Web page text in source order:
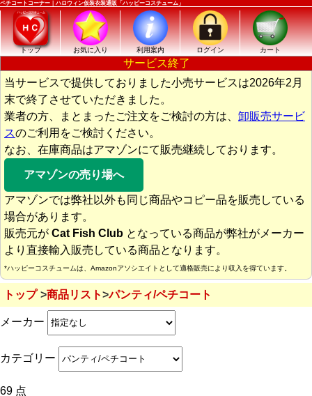
ペチコートコーナー｜ハロウィン仮装衣装通販「ハッピーコスチューム」
トップ お気に入り 利用案内 ログイン カート
サービス終了
当サービスで提供しておりました小売サービスは2026年2月
末で終了させていただきました。
業者の方、まとまったご注文をご検討の方は、 卸販売サービ
スのご利用をご検討ください。
なお、在庫商品はアマゾンにて販売継続しております。
アマゾンの売り場へ
アマゾンでは弊社以外も同じ商品やコピー品を販売している
場合があります。
販売元が Cat Fish Club となっている商品が弊社がメーカー
より直接輸入販売している商品となります。
*ハッピーコスチュームは、Amazonアソシエイトとして適格販売により収入を得ています。
トップ 商品リスト パンティ/ペチコート
メーカー
カテゴリー
69 点